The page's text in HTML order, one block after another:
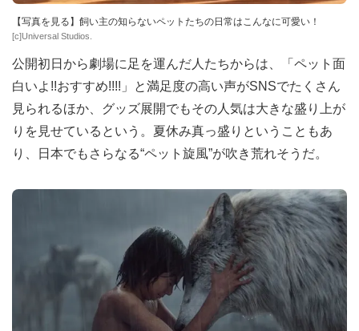
【写真を見る】飼い主の知らないペットたちの日常はこんなに可愛い！
[c]Universal Studios.
公開初日から劇場に足を運んだ人たちからは、「ペット面
白いよ!!おすすめ!!!!」と満足度の高い声がSNSでたくさん
見られるほか、グッズ展開でもその人気は大きな盛り上が
りを見せているという。夏休み真っ盛りということもあ
り、日本でもさらなる“ペット旋風”が吹き荒れそうだ。